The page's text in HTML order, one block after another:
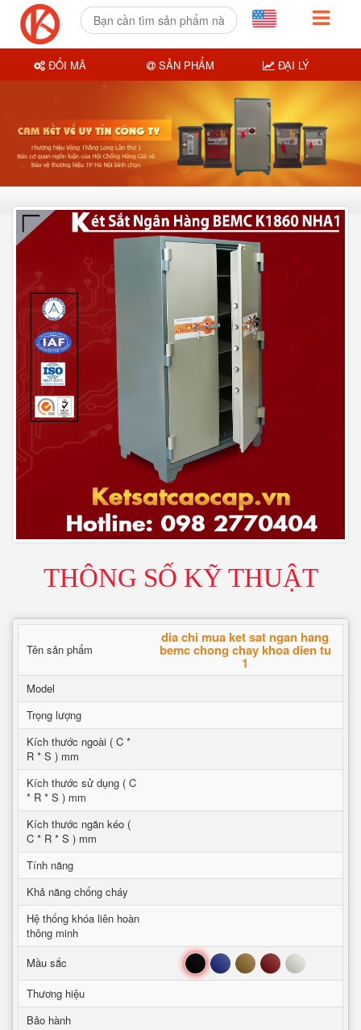
THÔNG SỐ KỸ THUẬT
Tên sản phẩm
dia chi mua ket sat ngan hang
bemc chong chay khoa dien tu
1
Model
Trọng lượng
Kích thước ngoài ( C *
R * S ) mm
Kích thước sử dụng ( C
* R * S ) mm
Kích thước ngăn kéo (
C * R * S ) mm
Tính năng
Khả năng chống cháy
Hệ thống khóa liên hoàn
thông minh
Mầu sắc
Đen Xanh Nâu Đỏ Trắng
Thương hiệu
Bảo hành
ĐỔI MÃ SẢN PHẨM ĐẠI LÝ